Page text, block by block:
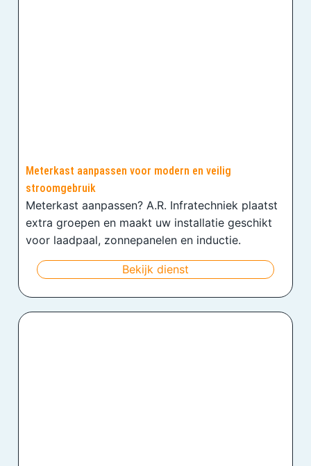
Meterkast aanpassen voor modern en veilig
stroomgebruik
Meterkast aanpassen? A.R. Infratechniek plaatst
extra groepen en maakt uw installatie geschikt
voor laadpaal, zonnepanelen en inductie.
Bekijk dienst